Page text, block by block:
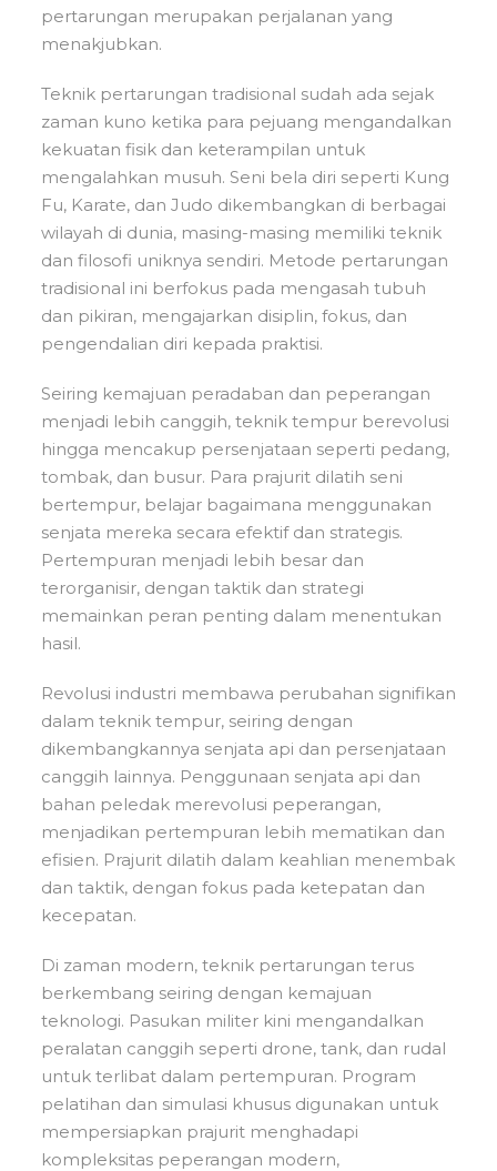
pertarungan merupakan perjalanan yang
menakjubkan.
Teknik pertarungan tradisional sudah ada sejak
zaman kuno ketika para pejuang mengandalkan
kekuatan fisik dan keterampilan untuk
mengalahkan musuh. Seni bela diri seperti Kung
Fu, Karate, dan Judo dikembangkan di berbagai
wilayah di dunia, masing-masing memiliki teknik
dan filosofi uniknya sendiri. Metode pertarungan
tradisional ini berfokus pada mengasah tubuh
dan pikiran, mengajarkan disiplin, fokus, dan
pengendalian diri kepada praktisi.
Seiring kemajuan peradaban dan peperangan
menjadi lebih canggih, teknik tempur berevolusi
hingga mencakup persenjataan seperti pedang,
tombak, dan busur. Para prajurit dilatih seni
bertempur, belajar bagaimana menggunakan
senjata mereka secara efektif dan strategis.
Pertempuran menjadi lebih besar dan
terorganisir, dengan taktik dan strategi
memainkan peran penting dalam menentukan
hasil.
Revolusi industri membawa perubahan signifikan
dalam teknik tempur, seiring dengan
dikembangkannya senjata api dan persenjataan
canggih lainnya. Penggunaan senjata api dan
bahan peledak merevolusi peperangan,
menjadikan pertempuran lebih mematikan dan
efisien. Prajurit dilatih dalam keahlian menembak
dan taktik, dengan fokus pada ketepatan dan
kecepatan.
Di zaman modern, teknik pertarungan terus
berkembang seiring dengan kemajuan
teknologi. Pasukan militer kini mengandalkan
peralatan canggih seperti drone, tank, dan rudal
untuk terlibat dalam pertempuran. Program
pelatihan dan simulasi khusus digunakan untuk
mempersiapkan prajurit menghadapi
kompleksitas peperangan modern,